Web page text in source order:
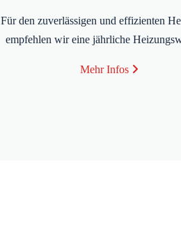
Für den zuverlässigen und effizienten
empfehlen wir eine jährliche
Mehr Infos